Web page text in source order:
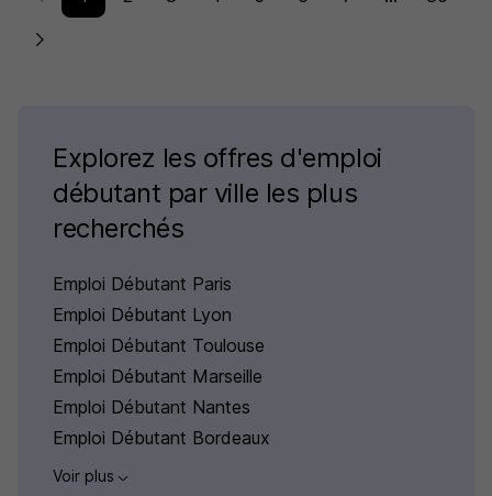
Explorez les offres d'emploi
débutant par ville les plus
recherchés
Emploi Débutant Paris
Emploi Débutant Lyon
Emploi Débutant Toulouse
Emploi Débutant Marseille
Emploi Débutant Nantes
Emploi Débutant Bordeaux
Voir plus